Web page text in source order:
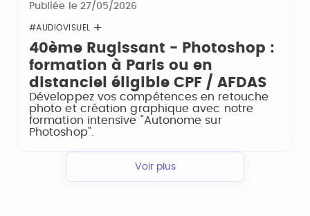
Publiée le 27/05/2026
#AUDIOVISUEL
40ème Rugissant - Photoshop :
formation à Paris ou en
distanciel éligible CPF / AFDAS
Développez vos compétences en retouche
photo et création graphique avec notre
formation intensive "Autonome sur
Photoshop".
Voir plus